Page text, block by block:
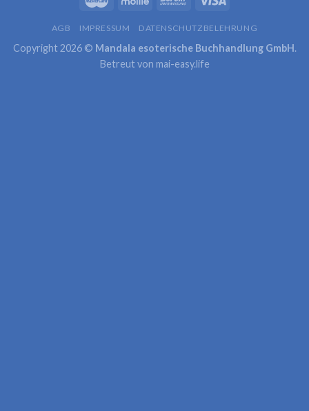
AGB IMPRESSUM DATENSCHUTZBELEHRUNG
Copyright 2026 © Mandala esoterische Buchhandlung GmbH.
Betreut von mai-easy.life